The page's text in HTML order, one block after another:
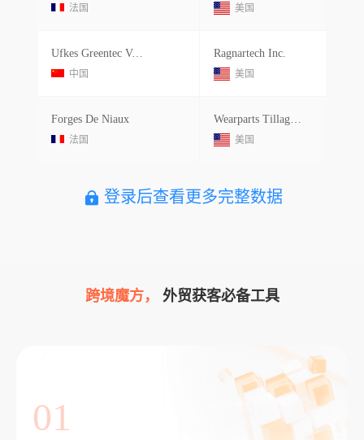
法国 美国
Ufkes Greentec V.o.f.
中国
Ragnartech Inc.
美国
Forges De Niaux
法国
Wearparts Tillage Tools Llc
美国
登录后查看更多完整数据
跨境魔方， 外贸获客必备工具
01